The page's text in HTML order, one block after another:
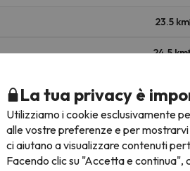
23.5 km
24.5 km
Sierra Nevada - Monachil
Luoghi
La tua privacy è
Utilizziamo i cookie esclusivamente
alle vostre preferenze e per
ci aiutano a visualizzare contenuti
Facendo clic su "Accetta e continua",